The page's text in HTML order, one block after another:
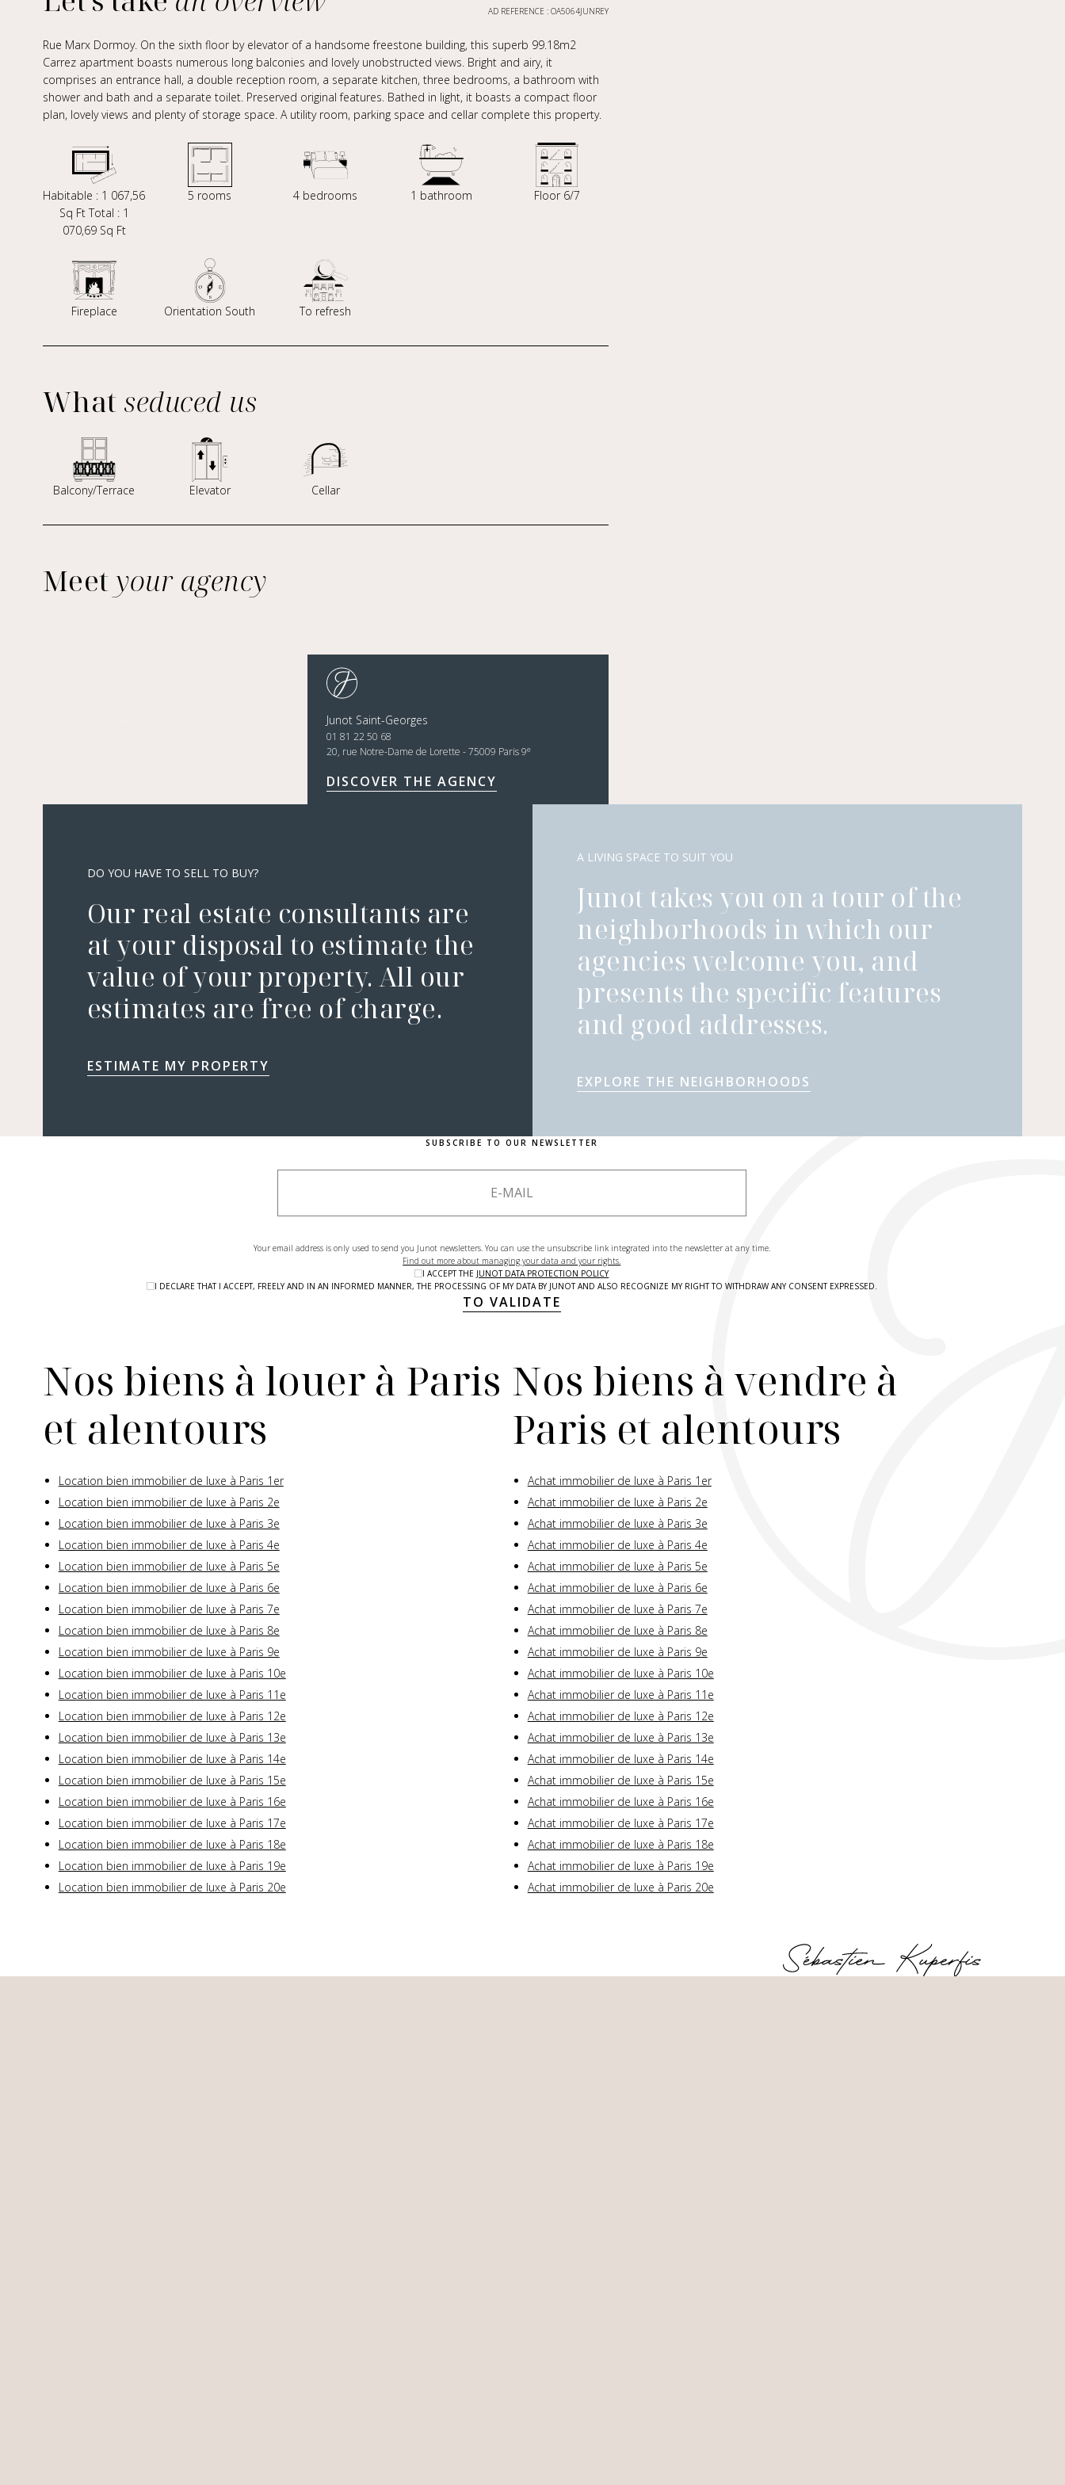
AD REFERENCE : OA5064JUNREY
Rue Marx Dormoy. On the sixth floor by elevator of a handsome freestone building, this superb 99.18m2
Carrez apartment boasts numerous long balconies and lovely unobstructed views. Bright and airy, it
comprises an entrance hall, a double reception room, a separate kitchen, three bedrooms, a bathroom with
shower and bath and a separate toilet. Preserved original features. Bathed in light, it boasts a compact floor
plan, lovely views and plenty of storage space. A utility room, parking space and cellar complete this property.
Habitable : 1 067,56
Sq Ft Total : 1
070,69 Sq Ft
5 rooms 4 bedrooms 1 bathroom Floor 6/7
Fireplace Orientation South To refresh
What seduced us
Balcony/Terrace Elevator Cellar
Meetyour agency
Junot Saint-Georges
01 81 22 50 68
20, rue Notre-Dame de Lorette - 75009 Paris 9e
DISCOVER THE AGENCY
DO YOU HAVE TO SELL TO BUY?
Our real estate consultants are
at your disposal to estimate the
value of your property. All our
estimates are free of charge.
ESTIMATE MY PROPERTY
A LIVING SPACE TO SUIT YOU
Junot takes you on a tour of the
neighborhoods in which our
agencies welcome you, and
presents the specific features
and good addresses.
EXPLORE THE NEIGHBORHOODS
SUBSCRIBE TO OUR NEWSLETTER
Your email address is only used to send you Junot newsletters. You can use the unsubscribe link integrated into the newsletter at any time.
Find out more about managing your data and your rights.
I ACCEPT THE JUNOT DATA PROTECTION POLICY
I DECLARE THAT I ACCEPT, FREELY AND IN AN INFORMED MANNER, THE PROCESSING OF MY DATA BY JUNOT AND ALSO RECOGNIZE MY RIGHT TO WITHDRAW ANY CONSENT EXPRESSED.
TO VALIDATE
Nos biens à louer à Paris
et alentours
Location bien immobilier de luxe à Paris 1er
Location bien immobilier de luxe à Paris 2e
Location bien immobilier de luxe à Paris 3e
Location bien immobilier de luxe à Paris 4e
Location bien immobilier de luxe à Paris 5e
Location bien immobilier de luxe à Paris 6e
Location bien immobilier de luxe à Paris 7e
Location bien immobilier de luxe à Paris 8e
Location bien immobilier de luxe à Paris 9e
Location bien immobilier de luxe à Paris 10e
Location bien immobilier de luxe à Paris 11e
Location bien immobilier de luxe à Paris 12e
Location bien immobilier de luxe à Paris 13e
Location bien immobilier de luxe à Paris 14e
Location bien immobilier de luxe à Paris 15e
Location bien immobilier de luxe à Paris 16e
Location bien immobilier de luxe à Paris 17e
Location bien immobilier de luxe à Paris 18e
Location bien immobilier de luxe à Paris 19e
Location bien immobilier de luxe à Paris 20e
Nos biens à vendre à
Paris et alentours
Achat immobilier de luxe à Paris 1er
Achat immobilier de luxe à Paris 2e
Achat immobilier de luxe à Paris 3e
Achat immobilier de luxe à Paris 4e
Achat immobilier de luxe à Paris 5e
Achat immobilier de luxe à Paris 6e
Achat immobilier de luxe à Paris 7e
Achat immobilier de luxe à Paris 8e
Achat immobilier de luxe à Paris 9e
Achat immobilier de luxe à Paris 10e
Achat immobilier de luxe à Paris 11e
Achat immobilier de luxe à Paris 12e
Achat immobilier de luxe à Paris 13e
Achat immobilier de luxe à Paris 14e
Achat immobilier de luxe à Paris 15e
Achat immobilier de luxe à Paris 16e
Achat immobilier de luxe à Paris 17e
Achat immobilier de luxe à Paris 18e
Achat immobilier de luxe à Paris 19e
Achat immobilier de luxe à Paris 20e